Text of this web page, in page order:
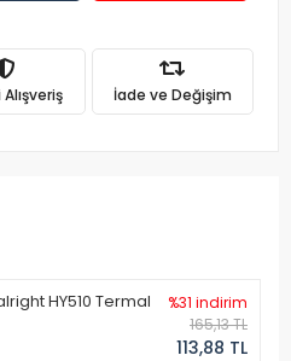
İade ve Değişim
HY510 Termal
%31 indirim
165,13 TL
113,88 TL